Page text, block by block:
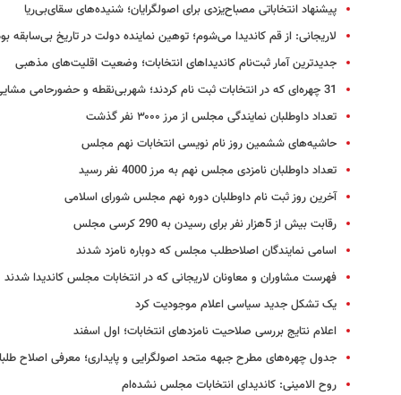
پیشنهاد انتخاباتی مصباح‌یزدی برای اصولگرایان؛‌ شنیده‌های سقای‌بی‌ریا
لاریجانی: از قم کاندیدا می‌شوم؛ توهین نماینده دولت در تاریخ بی‌سابقه
جدیدترین آمار ثبت‌نام کاندیداهای انتخابات؛ وضعیت اقلیت‌های مذهبی
31 چهره‌ای که در انتخابات ثبت نام کردند؛ شهربی‌نقطه و حضورحامی مشایی
تعداد داوطلبان نمایندگی مجلس از مرز ۳۰۰۰ نفر گذشت
حاشیه‌های ششمین روز نام نویسی انتخابات نهم مجلس
تعداد داوطلبان نامزدی ‌مجلس نهم به مرز 4000 نفر رسید
آخرین روز ثبت نام داوطلبان دوره نهم مجلس شورای اسلامی
رقابت بیش از 5هزار نفر برای رسیدن به 290 کرسی مجلس
اسامی نمایندگان اصلاح​طلب مجلس که دوباره نامزد شدند
فهرست مشاوران و معاونان لاریجانی که در انتخابات مجلس کاندیدا شدند
یک تشکل جدید سیاسی اعلام موجودیت کرد
اعلام نتایج بررسی صلاحیت نامزدهای انتخابات؛ اول اسفند
جدول چهره‌های مطرح جبهه متحد اصولگرایی و پایداری؛ معرفی اصلاح
روح الامینی: کاندیدای انتخابات مجلس نشده‌ام